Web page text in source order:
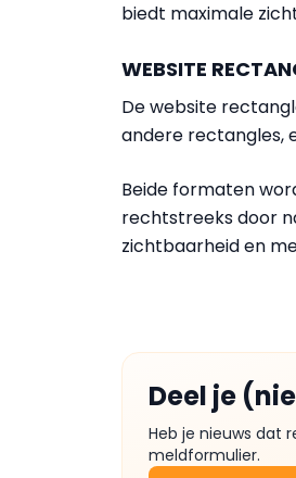
biedt maximale
WEBSITE
De website
andere rectangles,
Beide formaten
rechtstreeks door
zichtbaarheid en
Deel je
Heb je nieuws dat
meldformulier.